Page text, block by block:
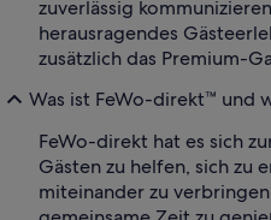
zuverlässig
herausragendes
zusätzlich das Premium-
Was ist FeWo-direkt™ und
FeWo-direkt hat es sich
Gästen zu helfen, sich zu
miteinander zu